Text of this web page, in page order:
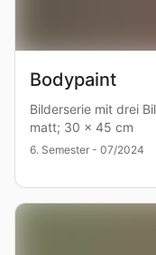
Bodypaint
Bilderserie mit drei
matt; 30 x 45 cm
6. Semester - 07/2024